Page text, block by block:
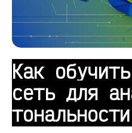
Как
сеть для
тональности